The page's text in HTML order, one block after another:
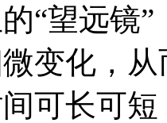
“望远镜
变化，
可长可